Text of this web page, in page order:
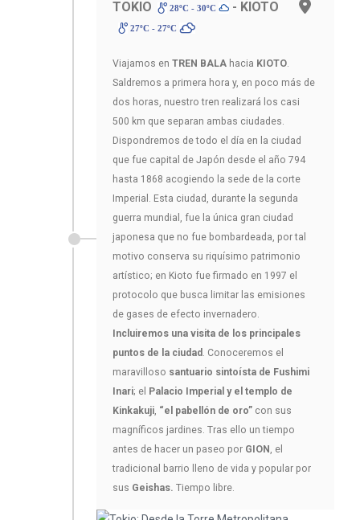
TOKIO 28ºC - 30ºC - KIOTO
27ºC - 27ºC
Viajamos en TREN BALA hacia KIOTO
Saldremos a primera hora y, en poco más de
dos horas, nuestro tren realizará los casi
500 km que separan ambas ciudades.
Dispondremos de todo el día en la ciudad
que fue capital de Japón desde el año 794
hasta 1868 acogiendo la sede de la corte
Imperial. Esta ciudad, durante la segunda
guerra mundial, fue la única gran ciudad
japonesa que no fue bombardeada, por tal
motivo conserva su riquísimo patrimonio
artístico; en Kioto fue firmado en 1997 el
protocolo que busca limitar las emisiones
de gases de efecto invernadero.
Incluiremos una visita de los principales
puntos de la ciudad
. Conoceremos el
maravilloso santuario sintoísta de Fushimi
Inari; el Palacio Imperial y el templo de
Kinkakuji “el pabellón de oro” con sus
magníficos jardines. Tras ello un tiempo
antes de hacer un paseo por GION , el
tradicional barrio lleno de vida y popular por
sus Geishas. Tiempo libre.